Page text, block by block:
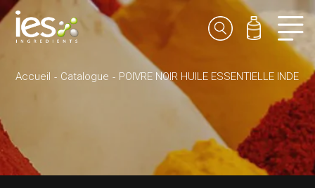
Accueil Catalogue POIVRE NOIR HUILE ESSENTIELLE INDE